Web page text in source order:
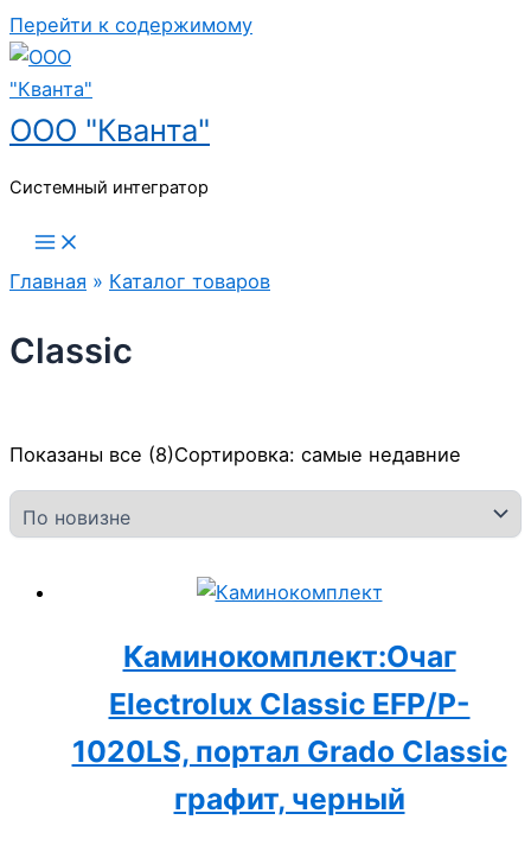
Перейти к содержимому
ООО "Кванта"
Системный интегратор
Главная » Каталог товаров
Classic
Показаны все (8)Сортировка: самые недавние
Каминокомплект:Очаг
Electrolux Classic EFP/P-
1020LS, портал Grado Classic
графит, черный